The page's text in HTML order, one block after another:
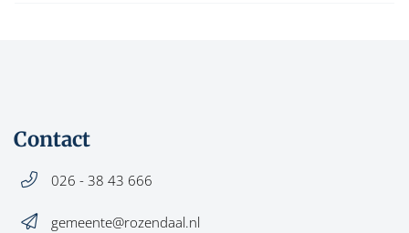
Contact
026 - 38 43 666
gemeente@rozendaal.nl